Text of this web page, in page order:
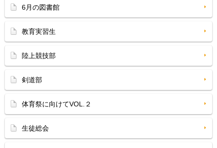
6月の図書館
教育実習生
陸上競技部
剣道部
体育祭に向けてVOL.２
生徒総会